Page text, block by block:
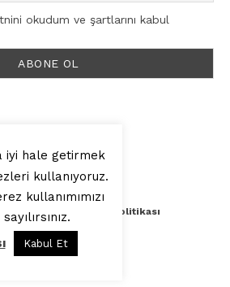
okudum ve şartlarını kabul
© 2025, Artilop
Başvurusu Veri Politikası
Yukarı Çık
iyi hale getirmek
kullanıyoruz.
kullanımımızı
Kabul Et